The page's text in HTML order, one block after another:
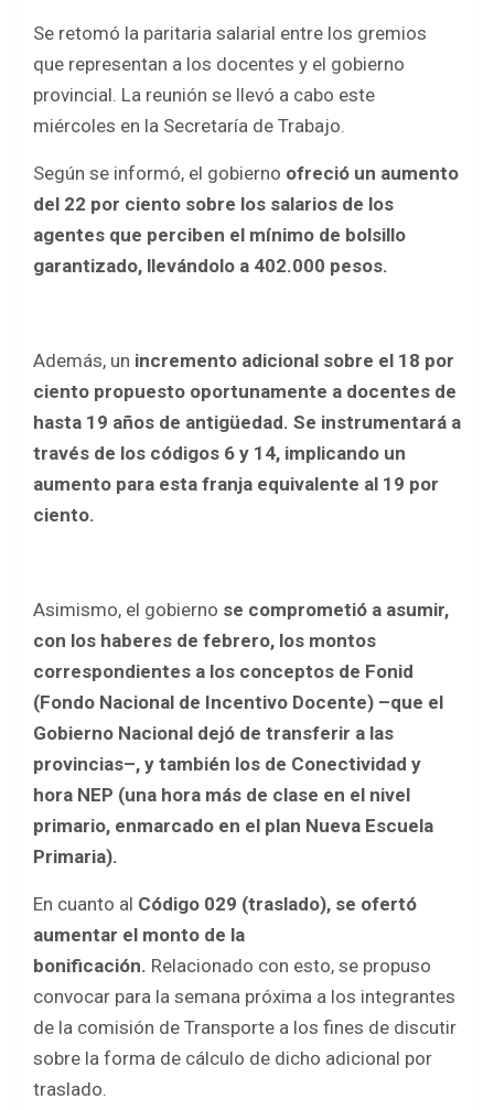
ce
b
o
k
tt
er
at
s
A
p
ar
e
Se retomó la paritaria salarial entre los gremios
que representan a los docentes y el gobierno
provincial. La reunión se llevó a cabo este
miércoles en la Secretaría de Trabajo.
Según se informó, el gobierno ofreció un aumento
del 22 por ciento sobre los salarios de los
agentes que perciben el mínimo de bolsillo
garantizado, llevándolo a 402.000 pesos.
Además, un incremento adicional sobre el 18 por
ciento propuesto oportunamente a docentes de
hasta 19 años de antigüedad. Se instrumentará a
través de los códigos 6 y 14, implicando un
aumento para esta franja equivalente al 19 por
ciento.
Asimismo, el gobierno se comprometió a asumir,
con los haberes de febrero, los montos
correspondientes a los conceptos de Fonid
(Fondo Nacional de Incentivo Docente) –que el
Gobierno Nacional dejó de transferir a las
provincias–, y también los de Conectividad y
hora NEP (una hora más de clase en el nivel
primario, enmarcado en el plan Nueva Escuela
Primaria).
En cuanto al Código 029 (traslado), se ofertó
aumentar el monto de la
bonificación. Relacionado con esto, se propuso
convocar para la semana próxima a los integrantes
de la comisión de Transporte a los fines de discutir
sobre la forma de cálculo de dicho adicional por
traslado.